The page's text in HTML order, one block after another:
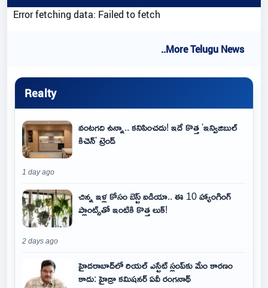
Error fetching data: Failed to fetch
..More Telugu News
Realty
వంటగది ఉన్నా.. కనిపించదు! ఇదే కొత్త 'ఇన్విజిబుల్
కిచెన్' ట్రెండ్
1 day ago
చిన్న ఇళ్ల కోసం బెస్ట్ ఐడియా.. ఈ 10 హ్యాంగింగ్
ప్లాంట్స్‌తో ఇంటికి కొత్త లుక్!
2 days ago
హైదరాబాద్‌లో రియల్ ఎస్టేట్ స్లంప్‌కు మేం కారణం
కాదు: హైడ్రా కమిషనర్ ఏవీ రంగనాథ్